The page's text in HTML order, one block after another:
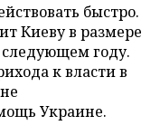
быстро.
Киеву в размере
следующем году.
к власти в
Украине.